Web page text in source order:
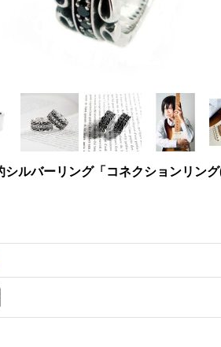
ルバーリング「コネクションリング